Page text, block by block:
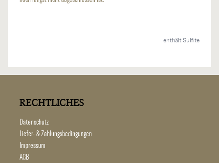
enthält Sulfite
RECHTLICHES
Datenschutz
Liefer- & Zahlungsbedingungen
Impressum
AGB